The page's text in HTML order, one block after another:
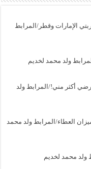
الإمارات وقطر/المرابط
ولد محمد لخديم
أكثر مني!/المرابط ولد
العطاء/المرابط ولد محمد
ولد محمد لخديم